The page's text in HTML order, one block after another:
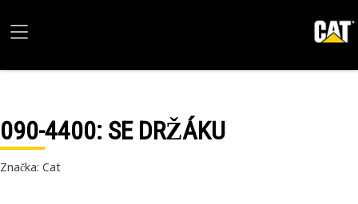
090-4400: SE DRŽÁKU
Značka: Cat